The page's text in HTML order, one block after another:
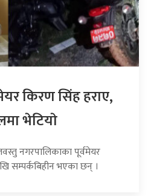
किरण सिंह हराए,
भेटियाे
नगरपालिकाका पूर्वमेयर
सम्पर्कबिहीन भएका छन् ।